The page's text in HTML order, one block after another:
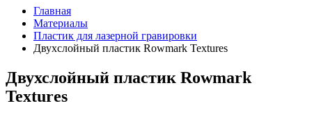
Главная
Материалы
Пластик для лазерной гравировки
Двухслойный пластик Rowmark Textures
Двухслойный пластик Rowmark
Textures